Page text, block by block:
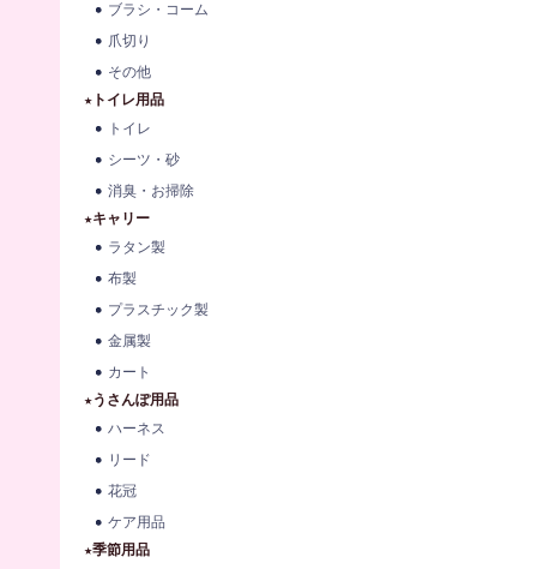
ブラシ・コーム
爪切り
その他
★トイレ用品
トイレ
シーツ・砂
消臭・お掃除
★キャリー
ラタン製
布製
プラスチック製
金属製
カート
★うさんぽ用品
ハーネス
リード
花冠
ケア用品
★季節用品